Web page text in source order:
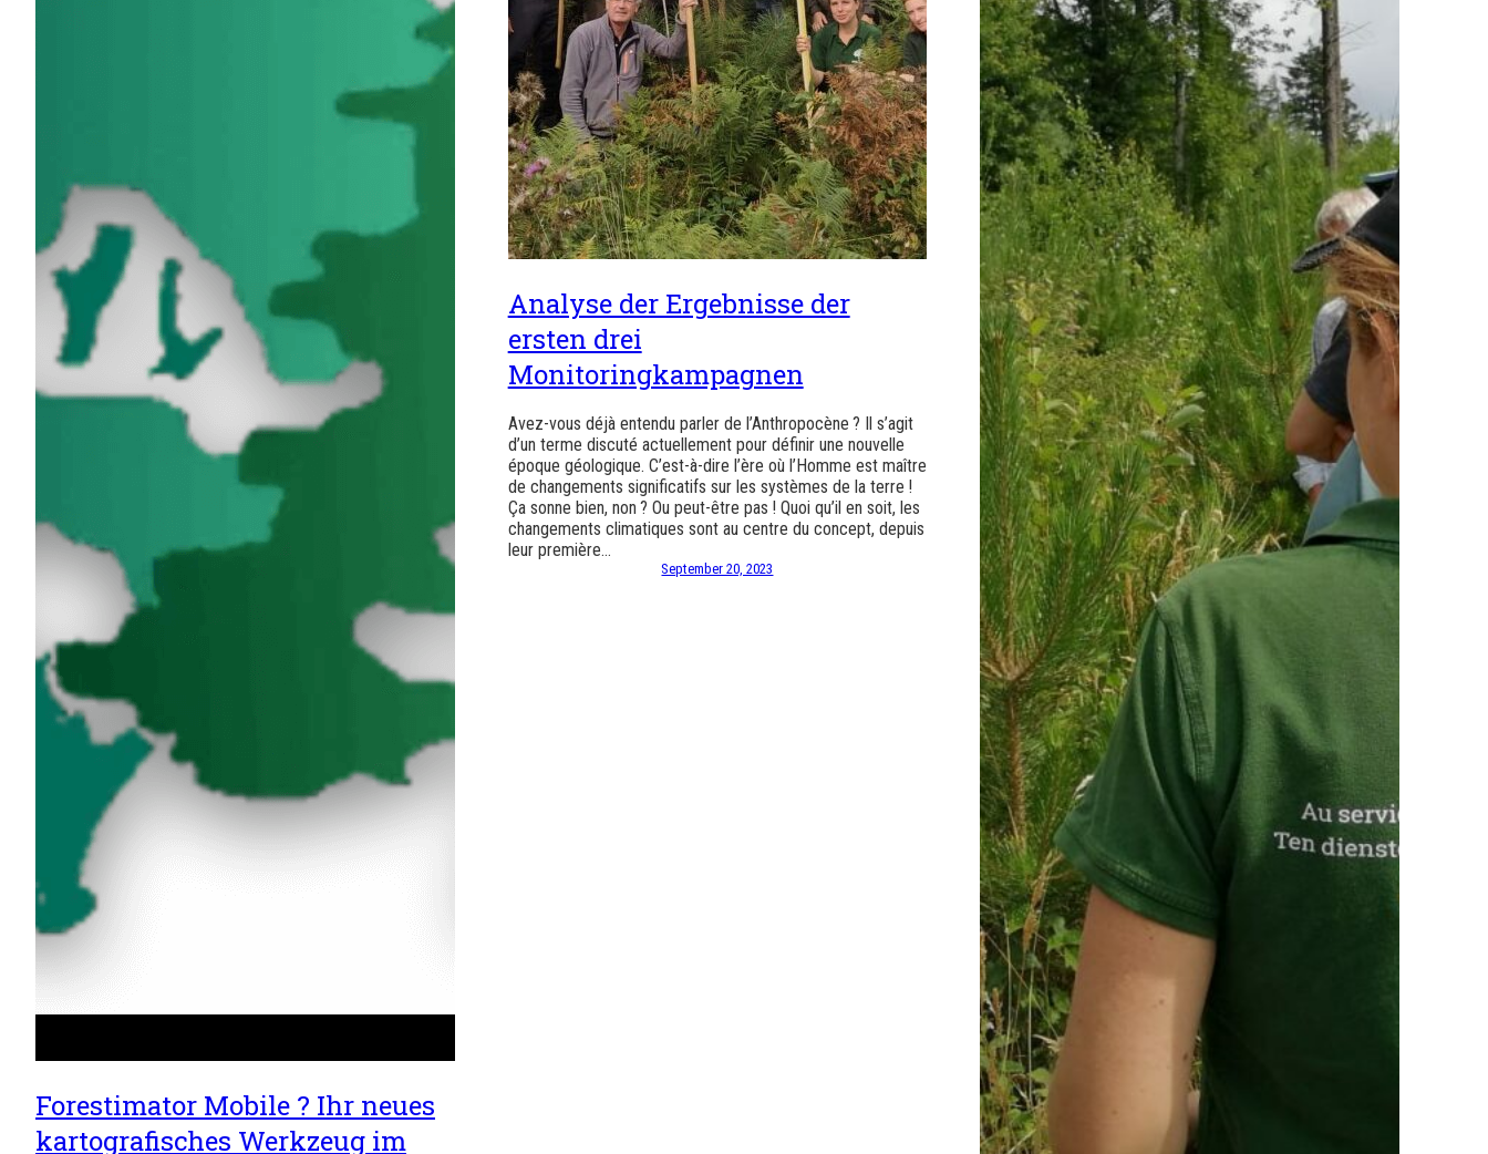
Forestimator Mobile ? Ihr neues
kartografisches Werkzeug im
Analyse der Ergebnisse der
ersten drei
Monitoringkampagnen
Avez-vous déjà entendu parler de l’Anthropocène ? Il s’agit
d’un terme discuté actuellement pour définir une nouvelle
époque géologique. C’est-à-dire l’ère où l’Homme est maître
de changements significatifs sur les systèmes de la terre !
Ça sonne bien, non ? Ou peut-être pas ! Quoi qu’il en soit, les
changements climatiques sont au centre du concept, depuis
leur première…
September 20, 2023